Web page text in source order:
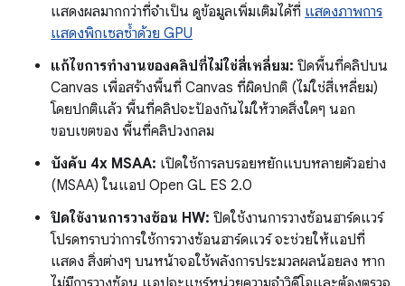
แสดงผลมากกว่าที่จำเป็น ดูข้อมูลเพิ่มเติมได้ที่ แสดงภาพการ
แสดงพิกเซลซ้ำด้วย GPU
แก้ไขการทำงานของคลิปที่ไม่ใช่สี่เหลี่ยม: ปิดพื้นที่คลิปบน
Canvas เพื่อสร้างพื้นที่ Canvas ที่ผิดปกติ (ไม่ใช่สี่เหลี่ยม)
โดยปกติแล้ว พื้นที่คลิปจะป้องกันไม่ให้วาดสิ่งใดๆ นอก
ขอบเขตของ พื้นที่คลิปวงกลม
บังคับ 4x MSAA: เปิดใช้การลบรอยหยักแบบหลายตัวอย่าง
(MSAA) ในแอป Open GL ES 2.0
ปิดใช้งานการวางซ้อน HW: ปิดใช้งานการวางซ้อนฮาร์ดแวร์
โปรดทราบว่าการใช้การวางซ้อนฮาร์ดแวร์ จะช่วยให้แอปที่
แสดง สิ่งต่างๆ บนหน้าจอใช้พลังการประมวลผลน้อยลง หาก